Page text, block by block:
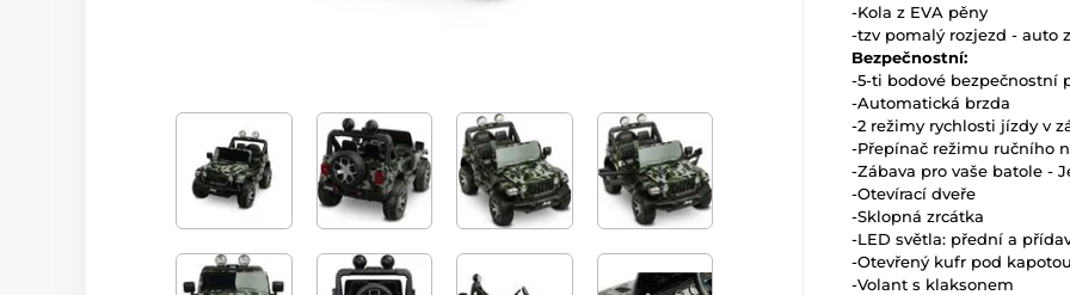
-Kola z EVA pěny
-tzv pomalý rozjezd - auto
Bezpečnostní:
-5-ti bodové bezpečnostní
-Automatická brzda
-2 režimy rychlosti jízdy v
-Přepínač režimu ručního
-Zábava pro vaše batole -
-Otevírací dveře
-Sklopná zrcátka
-LED světla: přední a
-Otevřený kufr pod kapotou
-Volant s klaksonem